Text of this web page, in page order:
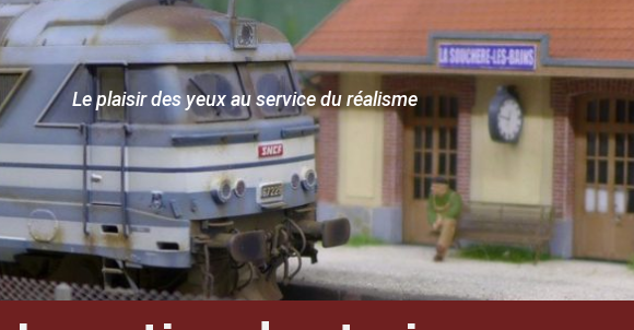
Le plaisir des yeux au service du réalisme